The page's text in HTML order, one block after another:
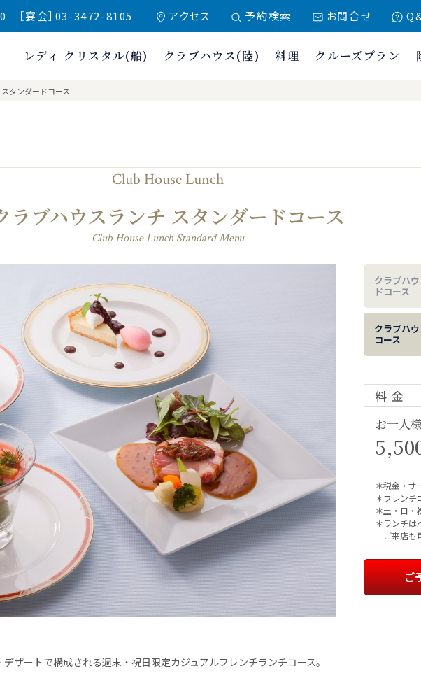
［宴会］03-3472-8105 アクセス 予約検索 お問合せ
クラブ東京
レディ クリスタル(船) クラブハウス(陸) 料理 クルーズプラン
タンダードコース
Club House Lunch
ラブハウスランチ スタンダードコース
Club House Lunch Standard Menu
ザートで構成される週末・祝日限定カジュアルフレンチランチコース。
クラブハ
ドコース
クラブハ
コース
料金
お一人様
＊税金・サ
＊フレンチ
＊土・日・
＊ランチは
ご来店も
ご